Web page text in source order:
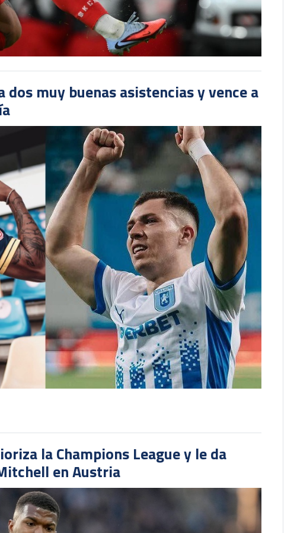
dos muy buenas asistencias y vence a
la Champions League y le da
en Austria